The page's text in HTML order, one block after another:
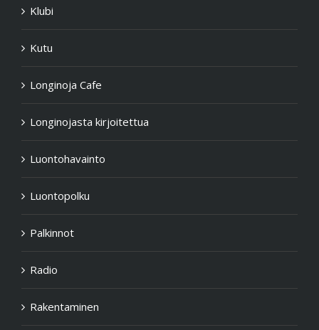
Klubi
Kutu
Longinoja Cafe
Longinojasta kirjoitettua
Luontohavainto
Luontopolku
Palkinnot
Radio
Rakentaminen